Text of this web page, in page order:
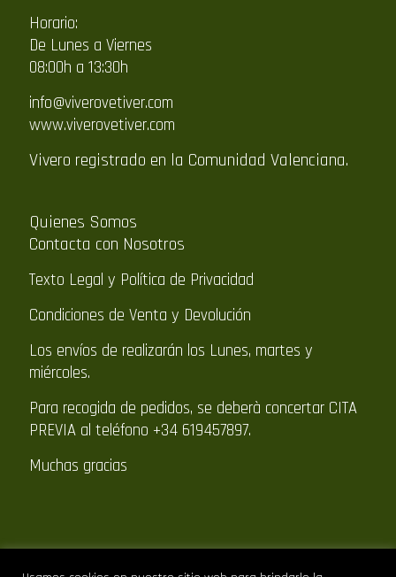
Horario:
De Lunes a Viernes
08:00h a 13:30h
info@viverovetiver.com
www.viverovetiver.com
Vivero registrado en la Comunidad Valenciana.
Quienes Somos
Contacta con Nosotros
Texto Legal y Política de Privacidad
Condiciones de Venta y Devolución
Los envíos de realizarán los Lunes, martes y
miércoles.
Para recogida de pedidos, se deberà concertar CITA
PREVIA al teléfono +34 619457897.
Muchas gracias